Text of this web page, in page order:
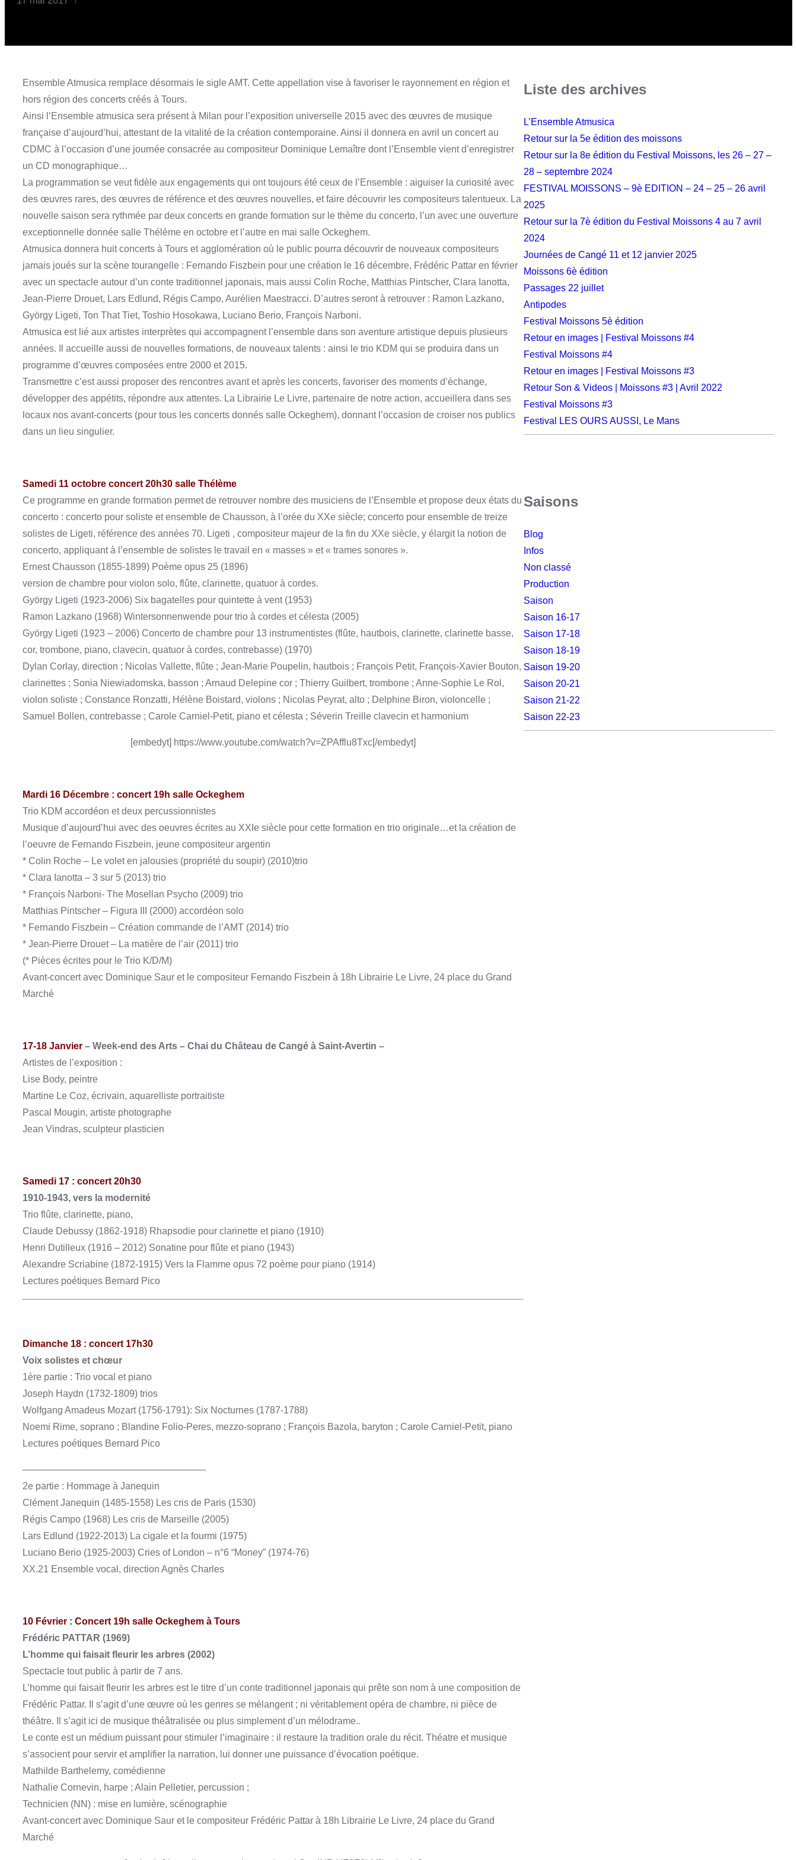
Ensemble Atmusica remplace désormais le sigle AMT. Cette appellation vise à favoriser le rayonnement en région et
hors région des concerts créés à Tours.
Ainsi l’Ensemble atmusica sera présent à Milan pour l’exposition universelle 2015 avec des œuvres de musique
française d’aujourd’hui, attestant de la vitalité de la création contemporaine. Ainsi il donnera en avril un concert au
CDMC à l’occasion d’une journée consacrée au compositeur Dominique Lemaître dont l’Ensemble vient d’enregistrer
un CD monographique…
La programmation se veut fidèle aux engagements qui ont toujours été ceux de l’Ensemble : aiguiser la curiosité avec
des œuvres rares, des œuvres de référence et des œuvres nouvelles, et faire découvrir les compositeurs talentueux. La
nouvelle saison sera rythmée par deux concerts en grande formation sur le thème du concerto, l’un avec une ouverture
exceptionnelle donnée salle Thélème en octobre et l’autre en mai salle Ockeghem.
Atmusica donnera huit concerts à Tours et agglomération où le public pourra découvrir de nouveaux compositeurs
jamais joués sur la scène tourangelle : Fernando Fiszbein pour une création le 16 décembre, Frédéric Pattar en février
avec un spectacle autour d’un conte traditionnel japonais, mais aussi Colin Roche, Matthias Pintscher, Clara Ianotta,
Jean-Pierre Drouet, Lars Edlund, Régis Campo, Aurélien Maestracci. D’autres seront à retrouver : Ramon Lazkano,
György Ligeti, Ton That Tiet, Toshio Hosokawa, Luciano Berio, François Narboni.
Atmusica est lié aux artistes interprètes qui accompagnent l’ensemble dans son aventure artistique depuis plusieurs
années. Il accueille aussi de nouvelles formations, de nouveaux talents : ainsi le trio KDM qui se produira dans un
programme d’œuvres composées entre 2000 et 2015.
Transmettre c’est aussi proposer des rencontres avant et après les concerts, favoriser des moments d’échange,
développer des appétits, répondre aux attentes. La Librairie Le Livre, partenaire de notre action, accueillera dans ses
locaux nos avant-concerts (pour tous les concerts donnés salle Ockeghem), donnant l’occasion de croiser nos publics
dans un lieu singulier.
Samedi 11 octobre concert 20h30 salle Thélème
Ce programme en grande formation permet de retrouver nombre des musiciens de l’Ensemble et propose deux états du
concerto : concerto pour soliste et ensemble de Chausson, à l’orée du XXe siècle; concerto pour ensemble de treize
solistes de Ligeti, référence des années 70. Ligeti , compositeur majeur de la fin du XXe siècle, y élargit la notion de
concerto, appliquant à l’ensemble de solistes le travail en « masses » et « trames sonores ».
Ernest Chausson (1855-1899) Poème opus 25 (1896)
version de chambre pour violon solo, flûte, clarinette, quatuor à cordes.
György Ligeti (1923-2006) Six bagatelles pour quintette à vent (1953)
Ramon Lazkano (1968) Wintersonnenwende pour trio à cordes et célesta (2005)
György Ligeti (1923 – 2006) Concerto de chambre pour 13 instrumentistes (flûte, hautbois, clarinette, clarinette basse,
cor, trombone, piano, clavecin, quatuor à cordes, contrebasse) (1970)
Dylan Corlay, direction ; Nicolas Vallette, flûte ; Jean-Marie Poupelin, hautbois ; François Petit, François-Xavier Bouton,
clarinettes ; Sonia Niewiadomska, basson ; Arnaud Delepine cor ; Thierry Guilbert, trombone ; Anne-Sophie Le Rol,
violon soliste ; Constance Ronzatti, Hélène Boistard, violons ; Nicolas Peyrat, alto ; Delphine Biron, violoncelle ;
Samuel Bollen, contrebasse ; Carole Carniel-Petit, piano et célesta ; Séverin Treille clavecin et harmonium
[embedyt] https://www.youtube.com/watch?v=ZPAfflu8Txc[/embedyt]
Mardi 16 Décembre : concert 19h salle Ockeghem
Trio KDM accordéon et deux percussionnistes
Musique d’aujourd’hui avec des oeuvres écrites au XXIe siècle pour cette formation en trio originale…et la création de
l’oeuvre de Fernando Fiszbein, jeune compositeur argentin
* Colin Roche – Le volet en jalousies (propriété du soupir) (2010)trio
* Clara Ianotta – 3 sur 5 (2013) trio
* François Narboni- The Mosellan Psycho (2009) trio
Matthias Pintscher – Figura III (2000) accordéon solo
* Fernando Fiszbein – Création commande de l’AMT (2014) trio
* Jean-Pierre Drouet – La matière de l’air (2011) trio
(* Pièces écrites pour le Trio K/D/M)
Avant-concert avec Dominique Saur et le compositeur Fernando Fiszbein à 18h Librairie Le Livre, 24 place du Grand
Marché
17-18 Janvier – Week-end des Arts – Chai du Château de Cangé à Saint-Avertin –
Artistes de l’exposition :
Lise Body, peintre
Martine Le Coz, écrivain, aquarelliste portraitiste
Pascal Mougin, artiste photographe
Jean Vindras, sculpteur plasticien
Samedi 17 : concert 20h30
1910-1943, vers la modernité
Trio flûte, clarinette, piano,
Claude Debussy (1862-1918) Rhapsodie pour clarinette et piano (1910)
Henri Dutilleux (1916 – 2012) Sonatine pour flûte et piano (1943)
Alexandre Scriabine (1872-1915) Vers la Flamme opus 72 poème pour piano (1914)
Lectures poétiques Bernard Pico
Dimanche 18 : concert 17h30
Voix solistes et chœur
1ère partie : Trio vocal et piano
Joseph Haydn (1732-1809) trios
Wolfgang Amadeus Mozart (1756-1791): Six Nocturnes (1787-1788)
Noemi Rime, soprano ; Blandine Folio-Peres, mezzo-soprano ; François Bazola, baryton ; Carole Carniel-Petit, piano
Lectures poétiques Bernard Pico
———————————————————-
2e partie : Hommage à Janequin
Clément Janequin (1485-1558) Les cris de Paris (1530)
Régis Campo (1968) Les cris de Marseille (2005)
Lars Edlund (1922-2013) La cigale et la fourmi (1975)
Luciano Berio (1925-2003) Cries of London – n°6 “Money” (1974-76)
XX.21 Ensemble vocal, direction Agnès Charles
10 Février : Concert 19h salle Ockeghem à Tours
Frédéric PATTAR (1969)
L’homme qui faisait fleurir les arbres (2002)
Spectacle tout public à partir de 7 ans.
L’homme qui faisait fleurir les arbres est le titre d’un conte traditionnel japonais qui prête son nom à une composition de
Frédéric Pattar. Il s’agit d’une œuvre où les genres se mélangent ; ni véritablement opéra de chambre, ni pièce de
théâtre. Il s’agit ici de musique théâtralisée ou plus simplement d’un mélodrame..
Le conte est un médium puissant pour stimuler l’imaginaire : il restaure la tradition orale du récit. Théatre et musique
s’associent pour servir et amplifier la narration, lui donner une puissance d’évocation poétique.
Mathilde Barthelemy, comédienne
Nathalie Cornevin, harpe ; Alain Pelletier, percussion ;
Technicien (NN) : mise en lumière, scénographie
Avant-concert avec Dominique Saur et le compositeur Frédéric Pattar à 18h Librairie Le Livre, 24 place du Grand
Marché
Liste des archives
L’Ensemble Atmusica
Retour sur la 5e édition des moissons
Retour sur la 8e édition du Festival Moissons, les 26 – 27 –
28 – septembre 2024
FESTIVAL MOISSONS – 9è EDITION – 24 – 25 – 26 avril
2025
Retour sur la 7è édition du Festival Moissons 4 au 7 avril
2024
Journées de Cangé 11 et 12 janvier 2025
Moissons 6è édition
Passages 22 juillet
Antipodes
Festival Moissons 5è édition
Retour en images | Festival Moissons #4
Festival Moissons #4
Retour en images | Festival Moissons #3
Retour Son & Videos | Moissons #3 | Avril 2022
Festival Moissons #3
Festival LES OURS AUSSI, Le Mans
Saisons
Blog
Infos
Non classé
Production
Saison
Saison 16-17
Saison 17-18
Saison 18-19
Saison 19-20
Saison 20-21
Saison 21-22
Saison 22-23